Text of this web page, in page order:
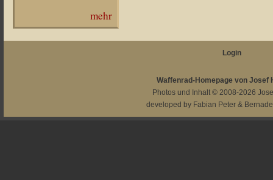
mehr
Login
Waffenrad-Homepage von Josef
Photos und Inhalt © 2008-2026
developed by Fabian Peter &